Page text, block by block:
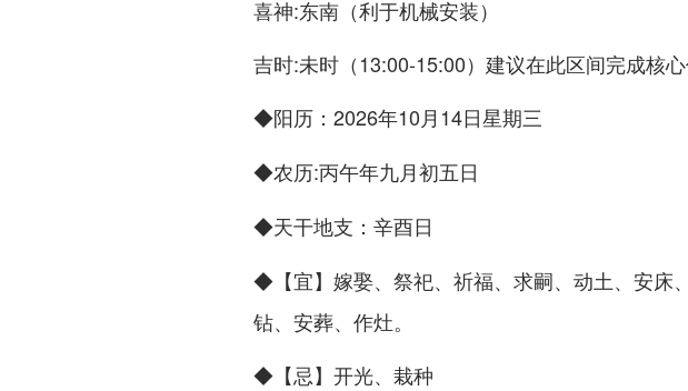
喜神:东南（利于机械安装）
吉时:未时（13:00-15:00）建议在此区间完成核心
◆阳历 ：2026年10月14日星期三
◆农历:丙午年九月初五日
◆天干地支 ：辛酉日
◆ 【宜】 嫁娶、祭祀、祈福、求嗣、动土、安床
钻、安葬、作灶。
◆ 【忌】 开光、栽种